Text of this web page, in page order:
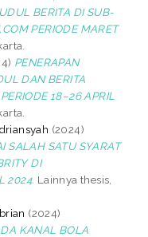
BERITA DI SUB-
PERIODE MARET
PENERAPAN
DAN BERITA
18–26 APRIL
(2024)
SALAH SATU SYARAT
DI
2024. Lainnya thesis,
(2024)
KANAL BOLA